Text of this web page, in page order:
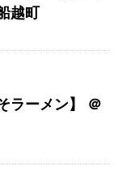
越町
ラーメン】 ＠